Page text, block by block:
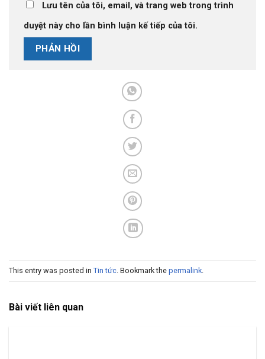
Lưu tên của tôi, email, và trang web trong trình
duyệt này cho lần bình luận kế tiếp của tôi.
This entry was posted in Tin tức . Bookmark the permalink
Bài viết liên quan